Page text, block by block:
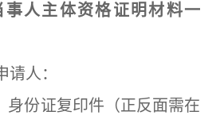
人主体资格证明材料一
人：
份证复印件（正反面需在